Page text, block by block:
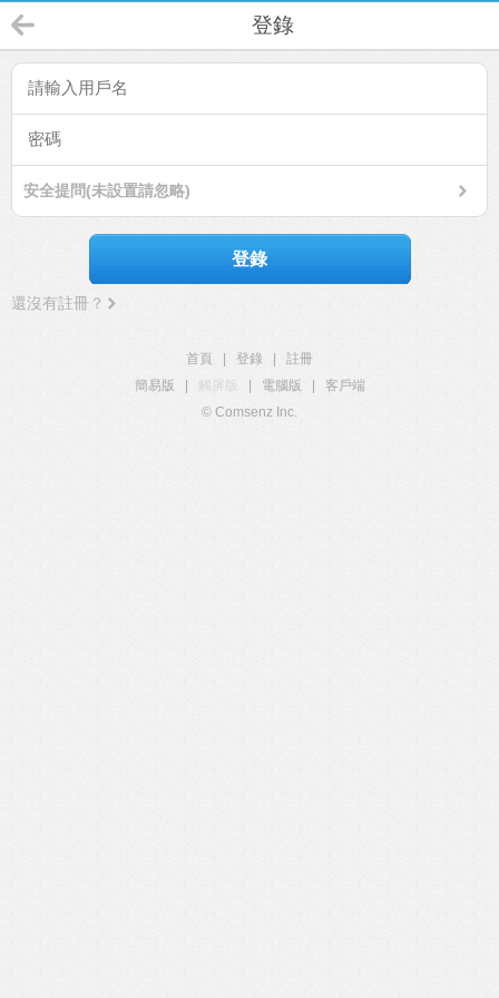
登錄
安全提問(未設置請忽略)
登錄
還沒有註冊？
首頁 登錄
註冊
簡易版
觸屏版 電腦版
客戶端
© Comsenz Inc.